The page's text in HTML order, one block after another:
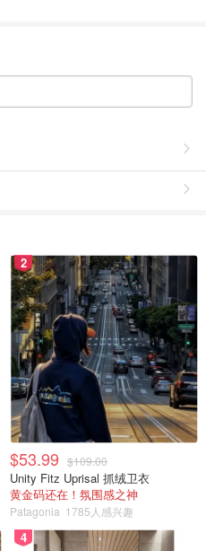
2
$53.99 $109.00
Unity Fitz Uprisal 抓绒卫衣
黄金码还在！氛围感之神
Patagonia 1785人感兴趣
4